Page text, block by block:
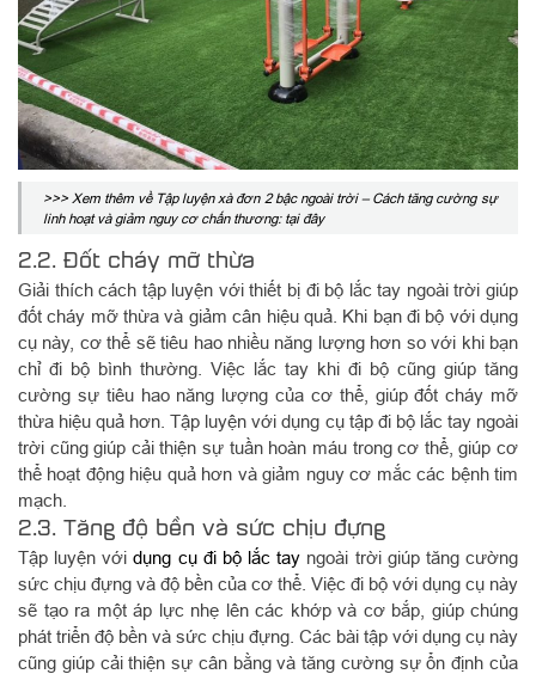
>>> Xem thêm về Tập luyện xà đơn 2 bậc ngoài trời – Cách tăng cường sự
linh hoạt và giảm nguy cơ chấn thương: tại đây
2.2. Đốt cháy mỡ thừa
Giải thích cách tập luyện với thiết bị đi bộ lắc tay ngoài trời giúp
đốt cháy mỡ thừa và giảm cân hiệu quả. Khi bạn đi bộ với dụng
cụ này, cơ thể sẽ tiêu hao nhiều năng lượng hơn so với khi bạn
chỉ đi bộ bình thường. Việc lắc tay khi đi bộ cũng giúp tăng
cường sự tiêu hao năng lượng của cơ thể, giúp đốt cháy mỡ
thừa hiệu quả hơn. Tập luyện với dụng cụ tập đi bộ lắc tay ngoài
trời cũng giúp cải thiện sự tuần hoàn máu trong cơ thể, giúp cơ
thể hoạt động hiệu quả hơn và giảm nguy cơ mắc các bệnh tim
mạch.
2.3. Tăng độ bền và sức chịu đựng
Tập luyện vớidụng cụ đi bộ lắc tay ngoài trời giúp tăng cường
sức chịu đựng và độ bền của cơ thể. Việc đi bộ với dụng cụ này
sẽ tạo ra một áp lực nhẹ lên các khớp và cơ bắp, giúp chúng
phát triển độ bền và sức chịu đựng. Các bài tập với dụng cụ này
cũng giúp cải thiện sự cân bằng và tăng cường sự ổn định của